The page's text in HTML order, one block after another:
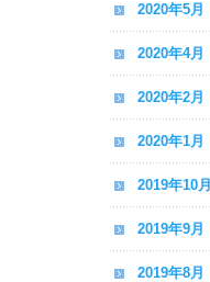
2020年5月
2020年4月
2020年2月
2020年1月
2019年10月
2019年9月
2019年8月